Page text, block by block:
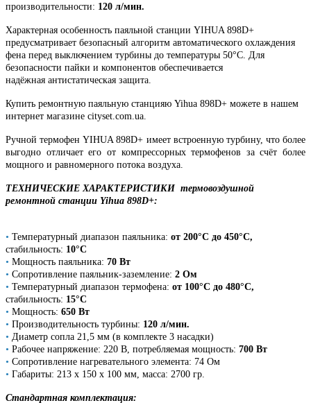
производительности: 120 л/мин.
Характерная особенность паяльной станции YIHUA 898D+
предусматривает безопасный алгоритм автоматического охлаждения
фена перед выключением турбины до температуры 50°С. Для
безопасности пайки и компонентов обеспечивается
надёжная антистатическая защита.
Купить ремонтную паяльную станцияю Yihua 898D+ можете в нашем
интернет магазине cityset.com.ua.
Ручной термофен YIHUA 898D+ имеет встроенную турбину, что более
выгодно отличает его от компрессорных термофенов за счёт более
мощного и равномерного потока воздуха.
ТЕХНИЧЕСКИЕ ХАРАКТЕРИСТИКИ термовоздушной
ремонтной станции Yihua 898D+:
• Температурный диапазон паяльника: от 200°С до 450°C,
стабильность: 10°C
• Мощность паяльника: 70 Вт
• Сопротивление паяльник-заземление: 2 Ом
• Температурный диапазон термофена: от 100°С до 480°C,
стабильность: 15°C
• Мощность: 650 Вт
• Производительность турбины: 120 л/мин.
• Диаметр сопла 21,5 мм (в комплекте 3 насадки)
• Рабочее напряжение: 220 В, потребляемая мощность: 700 Вт
• Сопротивление нагревательного элемента: 74 Ом
• Габариты: 213 х 150 х 100 мм, масса: 2700 гр.
Стандартная комплектация: